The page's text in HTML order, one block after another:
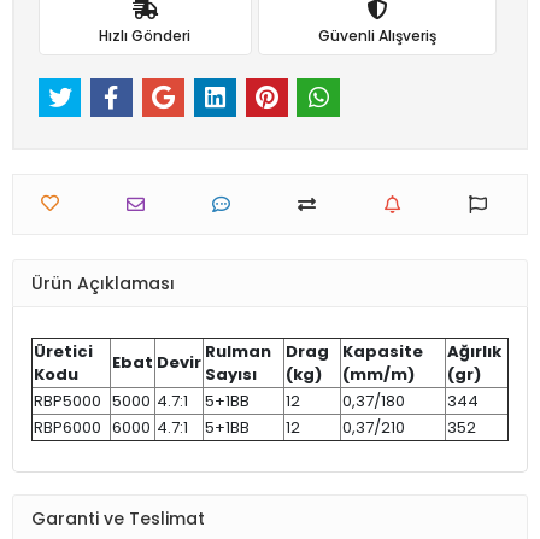
Hızlı Gönderi Güvenli Alışveriş
Ürün Açıklaması
Üretici
Kodu
Ebat Devir Rulman
Sayısı
Drag
(kg)
Kapasite
(mm/m)
Ağırlık
(gr)
RBP5000 5000 4.7:1 5+1BB 12 0,37/180
344
RBP6000 6000 4.7:1 5+1BB 12 0,37/210 352
Garanti ve Teslimat